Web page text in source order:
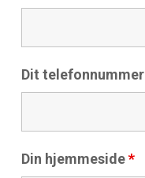
Dit telefonnummer
Din hjemmeside*